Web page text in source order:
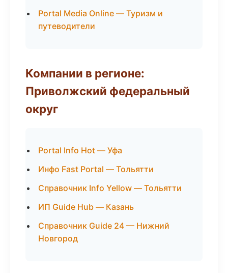
Portal Media Online — Туризм и
путеводители
Компании в регионе:
Приволжский федеральный
округ
Portal Info Hot — Уфа
Инфо Fast Portal — Тольятти
Справочник Info Yellow — Тольятти
ИП Guide Hub — Казань
Справочник Guide 24 — Нижний
Новгород